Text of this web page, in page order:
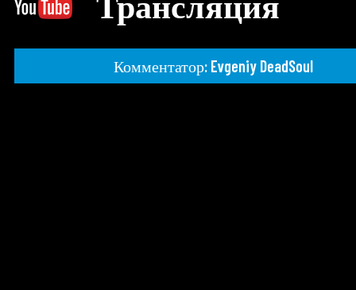
Комментатор: Evgeniy DeadSoul